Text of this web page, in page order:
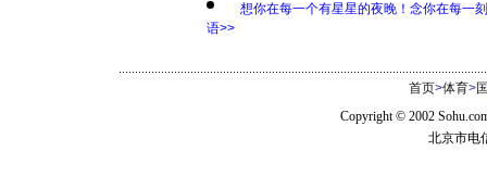
想你在每一个有星星的夜晚！念你在每
语>>
首页>体育>
Copyright © 2002
北京市电